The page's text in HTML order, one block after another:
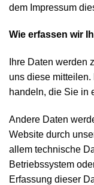
dem Impressum
Wie erfassen wir
Ihre Daten werden
uns diese
handeln, die Sie in
Andere Daten
Website durch
allem technische
Betriebssystem
Erfassung dieser